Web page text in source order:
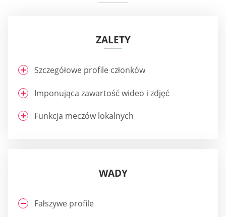
ZALETY
Szczegółowe profile członków
Imponująca zawartość wideo i zdjęć
Funkcja meczów lokalnych
WADY
Fałszywe profile